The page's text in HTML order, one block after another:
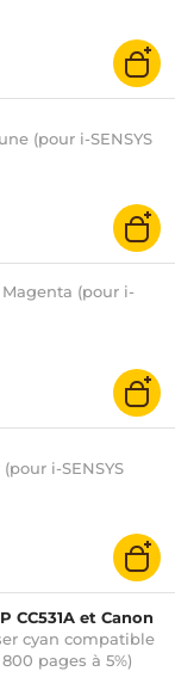
(pour i-SENSYS
Magenta (pour i-
i-SENSYS
CC531A et Canon
cyan compatible
800 pages à 5%)